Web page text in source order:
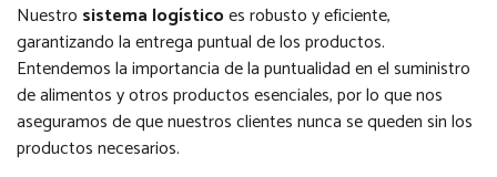
Nuestro sistema logísticoes robusto y eficiente,
garantizando la entrega puntual de los productos.
Entendemos la importancia de la puntualidad en el suministro
de alimentos y otros productos esenciales, por lo que nos
aseguramos de que nuestros clientes nunca se queden sin los
productos necesarios.